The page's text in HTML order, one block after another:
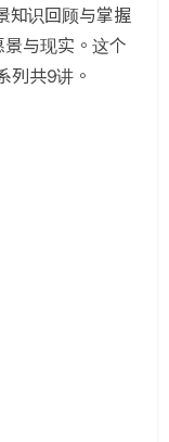
知识回顾与掌握
与现实。这个
列共9讲。